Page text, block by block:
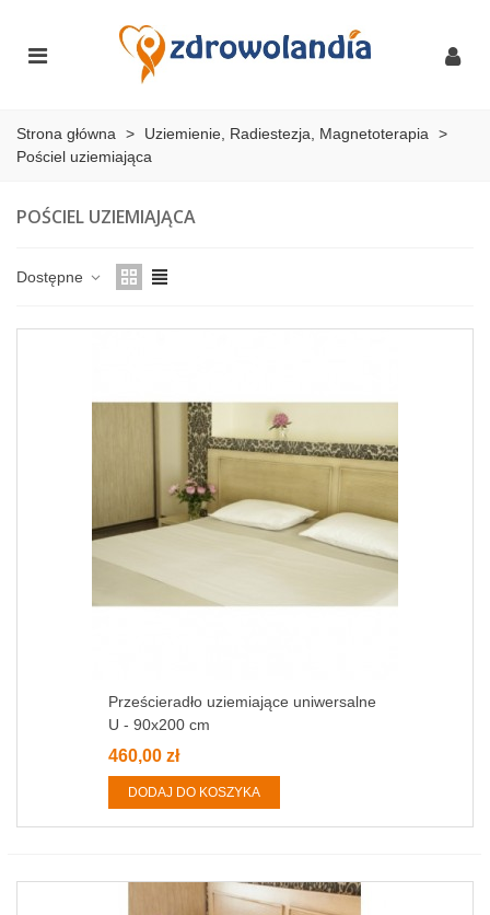
Strona główna > Uziemienie, Radiestezja, Magnetoterapia
>
Pościel uziemiająca
POŚCIEL UZIEMIAJĄCA
Dostępne
Prześcieradło uziemiające uniwersalne
U - 90x200 cm
460,00 zł
DODAJ DO KOSZYKA